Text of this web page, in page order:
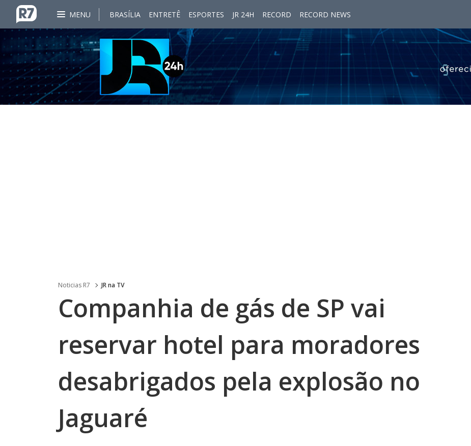
MENU BRASÍLIA ENTRETÊ ESPORTES JR 24H RECORD RECORD NEWS
Noticias R7 JR na TV
Companhia de gás de SP vai
reservar hotel para moradores
desabrigados pela explosão no
Jaguaré